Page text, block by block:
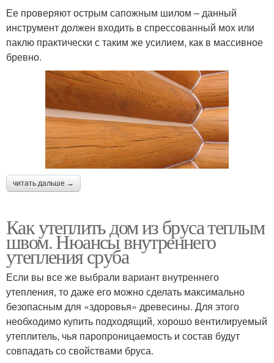
Ее проверяют острым сапожным шилом – данный
инструмент должен входить в спрессованный мох или
паклю практически с таким же усилием, как в массивное
бревно.
читать дальше →
Как утеплить дом из бруса теплым
швом. Нюансы внутреннего
утепления сруба
Если вы все же выбрали вариант внутреннего
утепления, то даже его можно сделать максимально
безопасным для «здоровья» древесины. Для этого
необходимо купить подходящий, хорошо вентилируемый
утеплитель, чья паропроницаемость и состав будут
совпадать со свойствами бруса.